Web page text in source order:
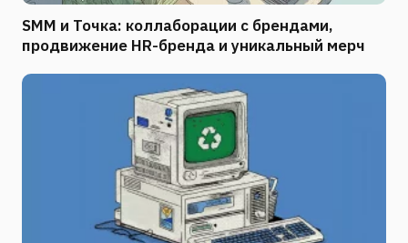
SMM и Точка: коллаборации с брендами,
продвижение HR-бренда и уникальный мерч